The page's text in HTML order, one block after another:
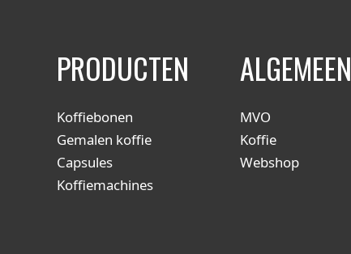
PRODUCTEN
Koffiebonen
Gemalen koffie
Capsules
Koffiemachines
ALGEMEEN
MVO
Koffie
Webshop